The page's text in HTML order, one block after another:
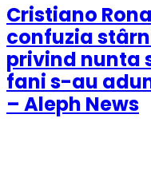
Cristiano
confuzia
privind nunta
fani s-au
– Aleph News